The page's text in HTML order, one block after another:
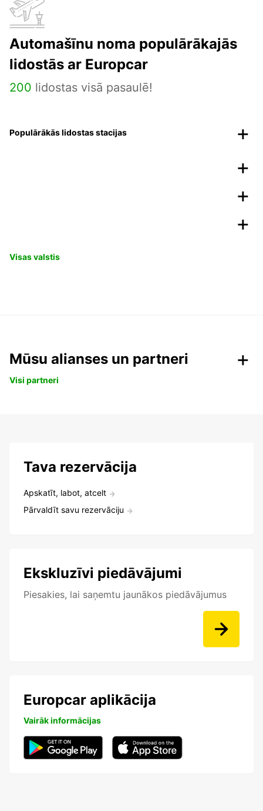
Automašīnu noma populārākajās
lidostās ar Europcar
200 lidostas visā pasaulē!
Populārākās lidostas stacijas
Visas valstis
Mūsu alianses un partneri
Visi partneri
Tava rezervācija
Apskatīt, labot, atcelt
Pārvaldīt savu rezervāciju
Ekskluzīvi piedāvājumi
Piesakies, lai saņemtu jaunākos piedāvājumus
Europcar aplikācija
Vairāk informācijas